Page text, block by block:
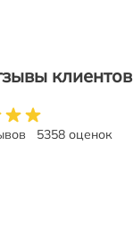
клиентов
5358 оценок